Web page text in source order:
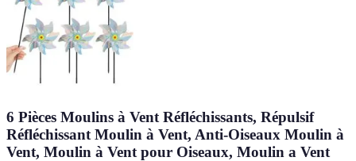
6 Pièces Moulins à Vent Réfléchissants, Répulsif
Réfléchissant Moulin à Vent, Anti-Oiseaux Moulin à
Vent, Moulin à Vent pour Oiseaux, Moulin a Vent